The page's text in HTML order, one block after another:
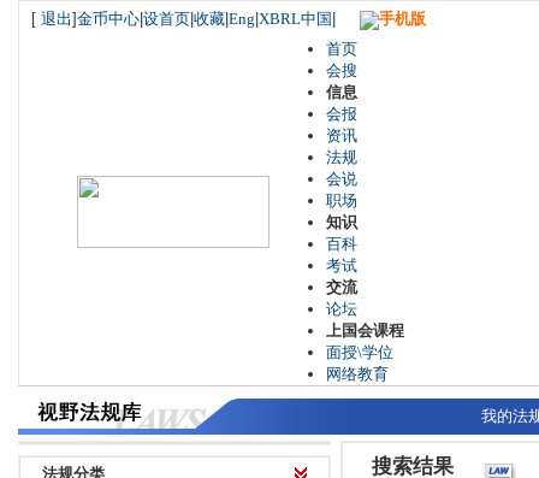
[ 退出]金币中心 设首页 收藏 Eng XBRL中国
手机版
首页
会搜
信息
会报
资讯
法规
会说
职场
知识
百科
考试
交流
论坛
上国会课程
面授\学位
网络教育
我的法
法规分类 搜索结果